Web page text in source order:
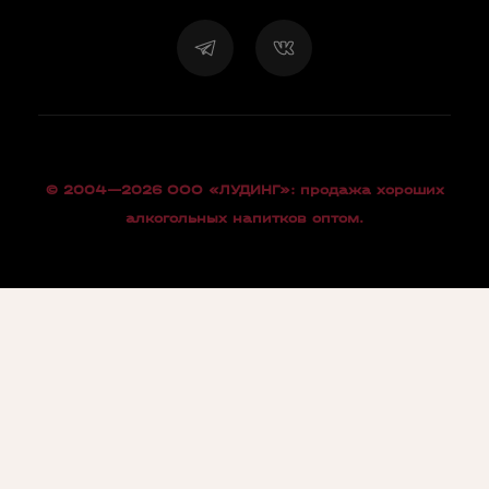
© 2004—2026 OOO «ЛУДИНГ»: продажа хороших
алкогольных напитков оптом.